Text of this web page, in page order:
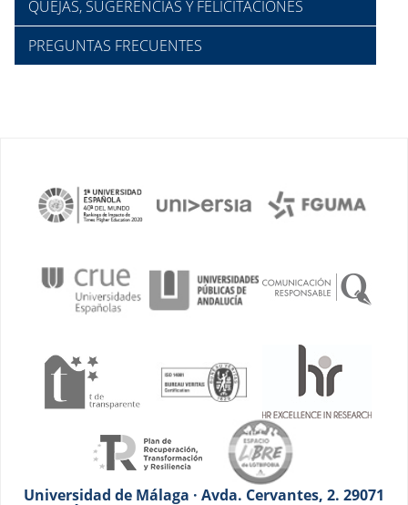
QUEJAS, SUGERENCIAS Y FELICITACIONES
PREGUNTAS FRECUENTES
Universidad de Málaga · Avda. Cervantes, 2. 29071